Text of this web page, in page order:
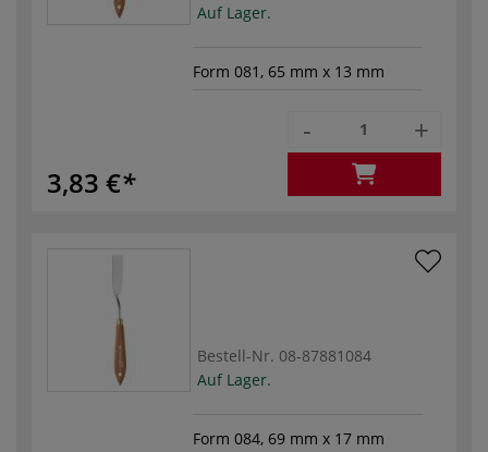
Auf Lager.
Form 081, 65 mm x 13 mm
3,83 €
- +
Bestell-Nr. 08-87881084
Auf Lager.
Form 084, 69 mm x 17 mm